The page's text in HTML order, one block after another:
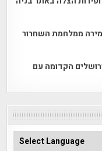
ממלחמת השחרור
הקדומה עם